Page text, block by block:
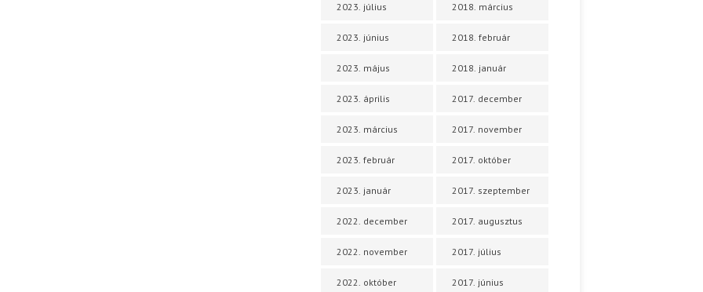
2023. július
2023. június
2023. május
2023. április
2023. március
2023. február
2023. január
2022. december
2022. november
2022. október
2018. március
2018. február
2018. január
2017. december
2017. november
2017. október
2017. szeptember
2017. augusztus
2017. július
2017. június